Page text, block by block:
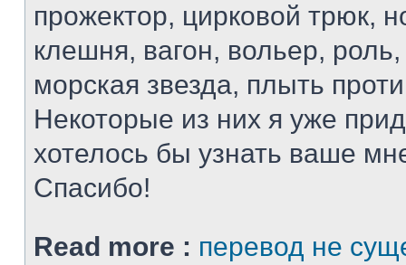
прожектор, цирковой трюк,
клешня, вагон, вольер,
морская звезда, плыть
Некоторые из них я уже
хотелось бы узнать ваше
Спасибо!
Read more : перевод не